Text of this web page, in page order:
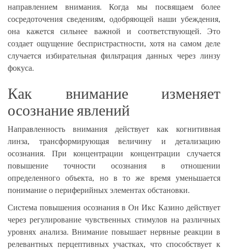
направлением внимания. Когда мы посвящаем более
сосредоточения сведениям, одобряющей наши убеждения,
она кажется сильнее важной и соответствующей. Это
создает ощущение беспристрастности, хотя на самом деле
случается избирательная фильтрация данных через линзу
фокуса.
Как внимание изменяет
осознание явлений
Направленность внимания действует как когнитивная
линза, трансформирующая величину и детализацию
осознания. При концентрации концентрации случается
повышение точности осознания в отношении
определенного объекта, но в то же время уменьшается
понимание о периферийных элементах обстановки.
Система повышения осознания в Он Икс Казино действует
через регулирование чувственных стимулов на различных
уровнях анализа. Внимание повышает нервные реакции в
релевантных перцептивных участках, что способствует к